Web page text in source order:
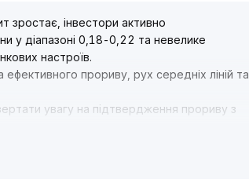
зростає, інвестори активно
у діапазоні 0,18-0,22 та невелике
настроїв.
прориву, рух середніх ліній та
увагу на підтвердження прориву з
операціях, уважно стежити за
і лише після прояснення тренду